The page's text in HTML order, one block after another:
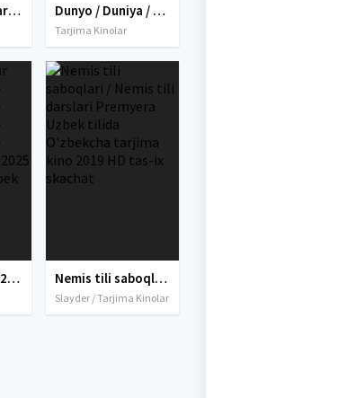
tarjima 2024, tarjima kinolar 2024, uzbek tarjima 2024, tarjima kinolar tilida tilida 2024, uzbek tilida tarjima 2024, kino tarjima 2024, uzbek tarjima kinolar 2024, tarjima kinolar 2024 uzbek tilida, tarjima kinolar 2024 o zbek, tarjima kinolar 2024 Dunyo / Duniya / Prokurorning o'g'li Hind retro filmi Uzbek tilida O'zbekcha 1968 tarjima kino HD skachat
Tarjima Kinolar
Tarjima kinolar 2010-2011-2012-2013-2014-2015-2016-2017-2018-2019-2020-2021-2022-2023-2024-2025 O'zbek tilida Uzbek tarjima Full HD Nemis tili saboqlari / Nemis tili darslari Premyera Uzbek tilida O'zbekcha tarjima kino 2019 HD tas-ix skachat
Slayder / Tarjima Kinolar